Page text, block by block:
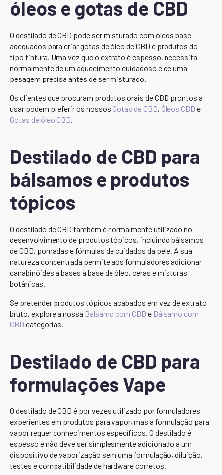
óleos e gotas de CBD
O destilado de CBD pode ser misturado com óleos base
adequados para criar gotas de óleo de CBD e produtos do
tipo tintura. Uma vez que o extrato é espesso, necessita
normalmente de um aquecimento cuidadoso e de uma
pesagem precisa antes de ser misturado.
Os clientes que procuram produtos orais de CBD prontos a
usar podem preferir os nossos Gotas de CBD, Óleos CBD e
Gotas de óleo CBD
Destilado de CBD para
bálsamos e produtos
tópicos
O destilado de CBD também é normalmente utilizado no
desenvolvimento de produtos tópicos, incluindo bálsamos
de CBD, pomadas e fórmulas de cuidados da pele. A sua
natureza concentrada permite aos formuladores adicionar
canabinóides a bases à base de óleo, ceras e misturas
botânicas.
Se pretender produtos tópicos acabados em vez de extrato
bruto, explore a nossa Bálsamo com CBD e Bálsamo com
CBD categorias.
Destilado de CBD para
formulações Vape
O destilado de CBD é por vezes utilizado por formuladores
experientes em produtos para vapor, mas a formulação para
vapor requer conhecimentos específicos. O destilado é
espesso e não deve ser simplesmente adicionado a um
dispositivo de vaporização sem uma formulação, diluição,
testes e compatibilidade de hardware corretos.